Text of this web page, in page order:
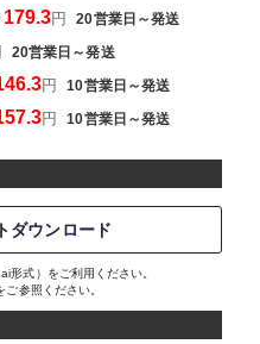
179.3円20営業日～発送
20営業日～発送
円10営業日～発送
円10営業日～発送
ダウンロード
形式）をご利用ください。
ご参照ください。